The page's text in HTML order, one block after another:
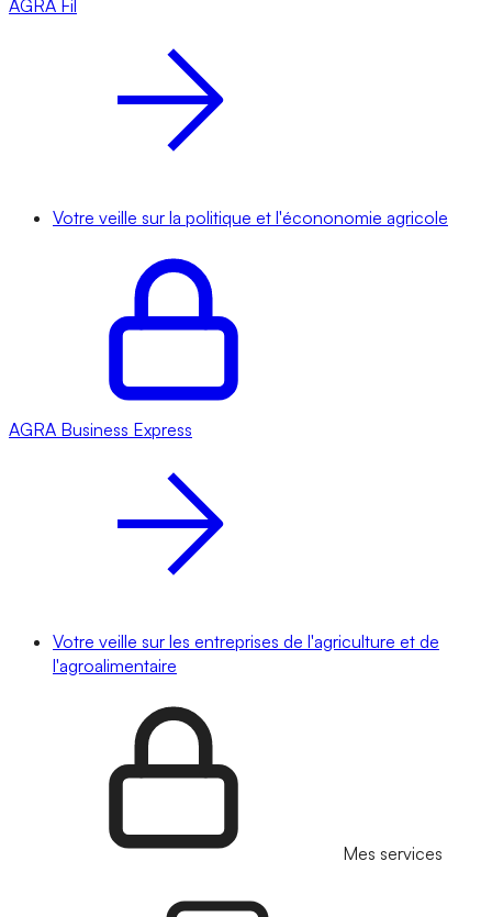
AGRA Fil
Votre veille sur la politique et l'écononomie agricole
AGRA Business Express
Votre veille sur les entreprises de l'agriculture et de
l'agroalimentaire
Mes services